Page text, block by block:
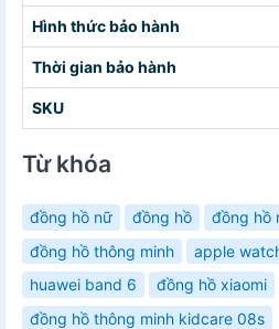
Hình thức bảo hành
Thời gian bảo hành
SKU
Từ khóa
đồng hồ nữ đồng hồ
đồng hồ
đồng hồ thông minh
apple
huawei band 6
đồng hồ xiaomi
đồng hồ thông minh kidcare 08s